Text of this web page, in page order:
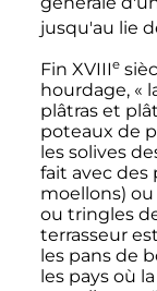
jusqu'au lie
Fin XVIIIe
hourdage, «
plâtras et
poteaux de
les solives
fait avec des
moellons)
ou tringles
terrasseur
les pans de
les pays où